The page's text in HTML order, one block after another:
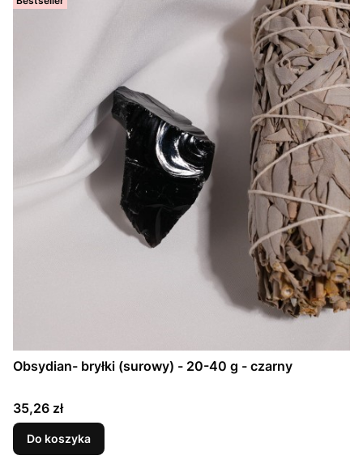
Obsydian- bryłki (surowy) - 20-40 g - czarny
Cena
35,26 zł
Do koszyka